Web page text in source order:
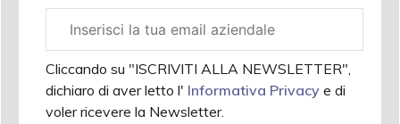
aziendale
Cliccando su "ISCRIVITI ALLA NEWSLETTER",
dichiaro di aver letto l' Informativa Privacy e di
voler ricevere la Newsletter.